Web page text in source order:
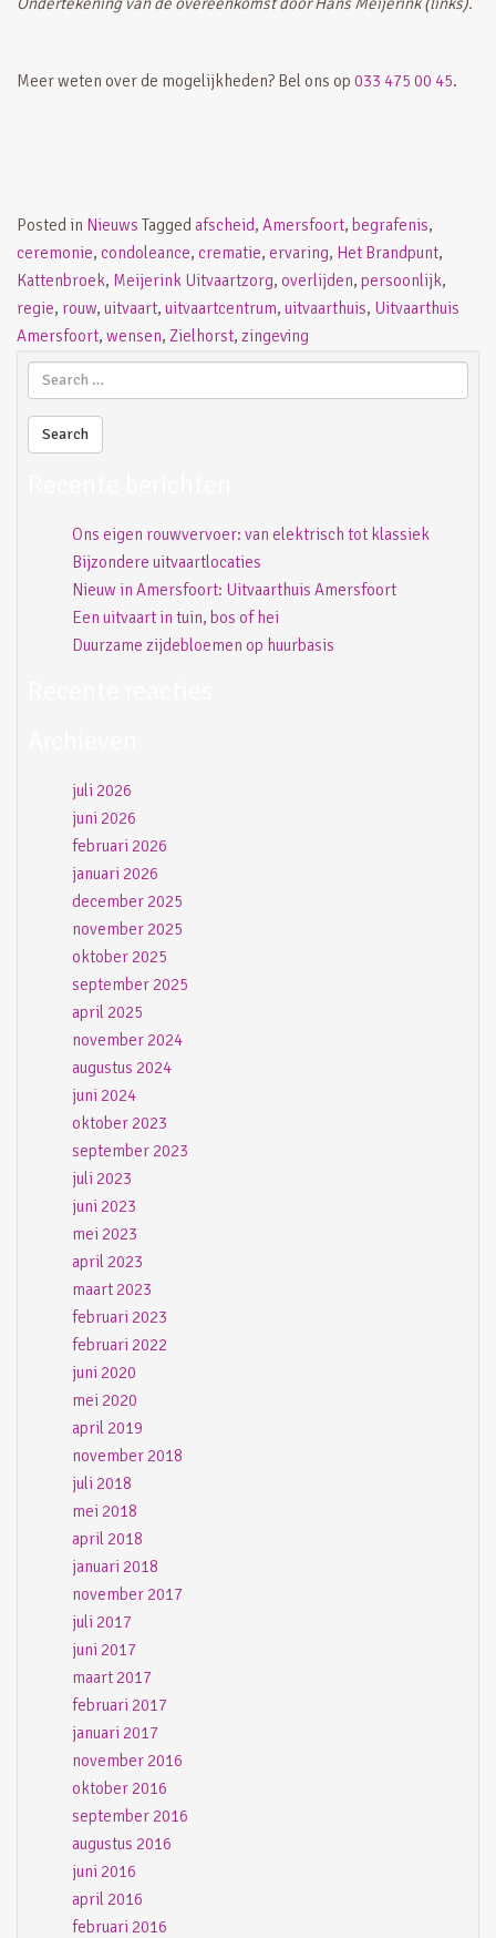
Meer weten over de mogelijkheden? Bel ons op 033 475 00 45.
Posted in Nieuws Taggedafscheid, Amersfoort, begrafenis,
ceremonie, condoleance, crematie, ervaring, Het Brandpunt,
Kattenbroek, Meijerink Uitvaartzorg, overlijden, persoonlijk,
regie, rouw, uitvaart, uitvaartcentrum, uitvaarthuis, Uitvaarthuis
Amersfoort, wensen, Zielhorst, zingeving
Ons eigen rouwvervoer: van elektrisch tot klassiek
Bijzondere uitvaartlocaties
Nieuw in Amersfoort: Uitvaarthuis Amersfoort
Een uitvaart in tuin, bos of hei
Duurzame zijdebloemen op huurbasis
juli 2026
juni 2026
februari 2026
januari 2026
december 2025
november 2025
oktober 2025
september 2025
april 2025
november 2024
augustus 2024
juni 2024
oktober 2023
september 2023
juli 2023
juni 2023
mei 2023
april 2023
maart 2023
februari 2023
februari 2022
juni 2020
mei 2020
april 2019
november 2018
juli 2018
mei 2018
april 2018
januari 2018
november 2017
juli 2017
juni 2017
maart 2017
februari 2017
januari 2017
november 2016
oktober 2016
september 2016
augustus 2016
juni 2016
april 2016
februari 2016